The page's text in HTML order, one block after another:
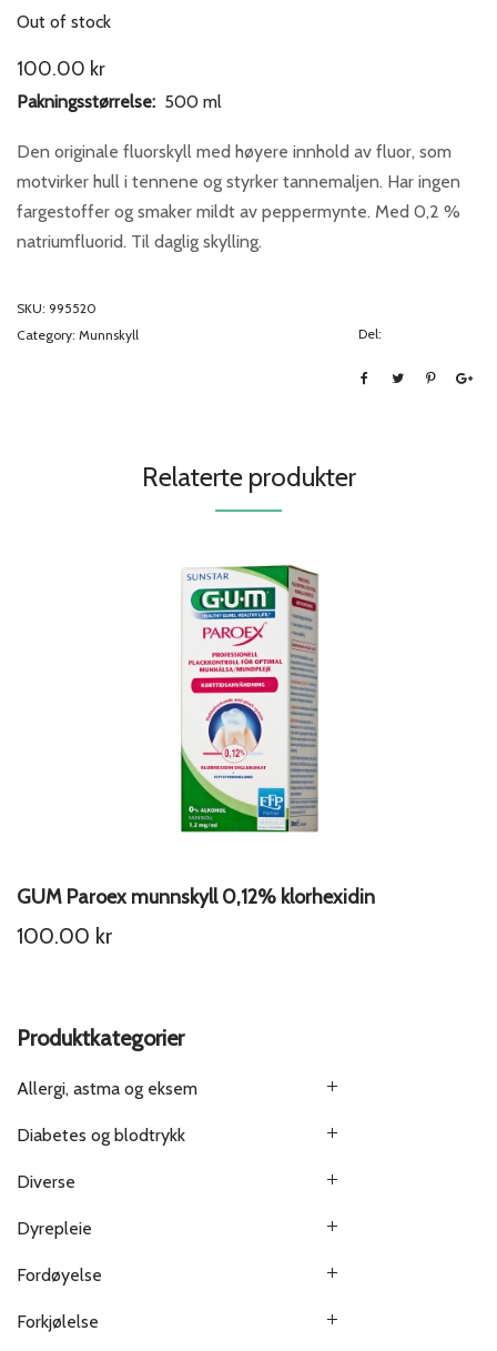
Out of stock
100.00 kr
Pakningsstørrelse: 500 ml
Den originale fluorskyll med høyere innhold av fluor, som
motvirker hull i tennene og styrker tannemaljen. Har ingen
fargestoffer og smaker mildt av peppermynte. Med 0,2 %
natriumfluorid. Til daglig skylling.
SKU: 995520
Category: Munnskyll Del:
Relaterte produkter
GUM Paroex munnskyll 0,12% klorhexidin
100.00 kr
Produktkategorier
Allergi, astma og eksem
Diabetes og blodtrykk
Diverse
Dyrepleie
Fordøyelse
Forkjølelse